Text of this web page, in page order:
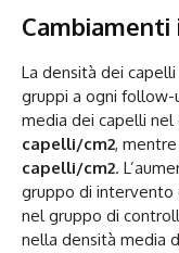
Cambiamenti
La densità dei
gruppi a ogni follow-
media dei capelli
capelli/cm2,
capelli/cm2.
gruppo di intervento
nel gruppo di
nella densità media